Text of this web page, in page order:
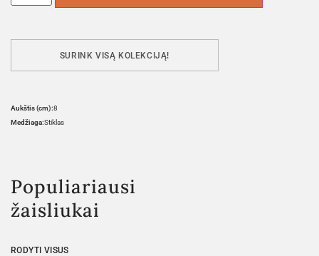
SURINK VISĄ KOLEKCIJĄ!
Aukštis (cm):8
Medžiaga:Stiklas
Populiariausi
žaisliukai
RODYTI VISUS